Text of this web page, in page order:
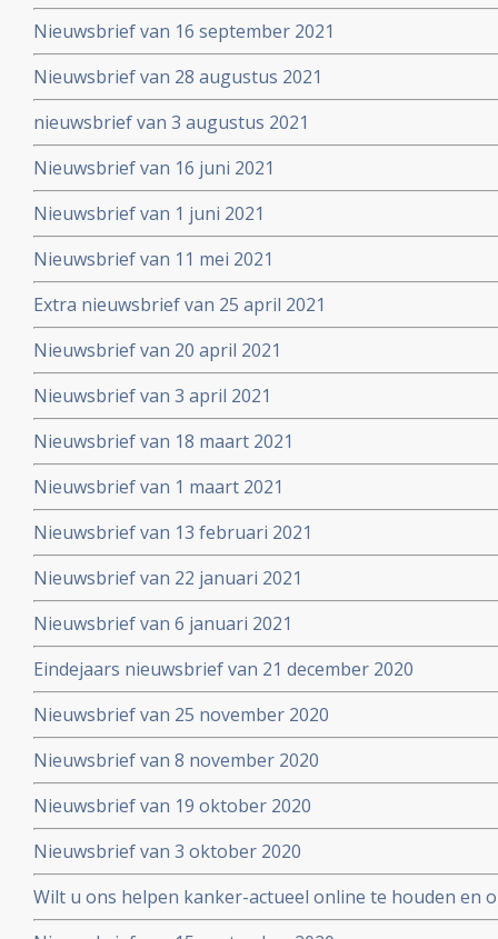
Nieuwsbrief van 16 september 2021
Nieuwsbrief van 28 augustus 2021
nieuwsbrief van 3 augustus 2021
Nieuwsbrief van 16 juni 2021
Nieuwsbrief van 1 juni 2021
Nieuwsbrief van 11 mei 2021
Extra nieuwsbrief van 25 april 2021
Nieuwsbrief van 20 april 2021
Nieuwsbrief van 3 april 2021
Nieuwsbrief van 18 maart 2021
Nieuwsbrief van 1 maart 2021
Nieuwsbrief van 13 februari 2021
Nieuwsbrief van 22 januari 2021
Nieuwsbrief van 6 januari 2021
Eindejaars nieuwsbrief van 21 december 2020
Nieuwsbrief van 25 november 2020
Nieuwsbrief van 8 november 2020
Nieuwsbrief van 19 oktober 2020
Nieuwsbrief van 3 oktober 2020
Wilt u ons helpen kanker-actueel online te houden en
extra donatie aub?